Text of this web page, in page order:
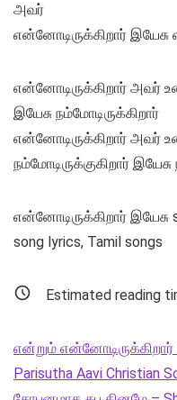
அவர்
என்னோடிருக்கிறார் இயேசு
என்னோடிருக்கிறார் அவர்
இயேசு நம்மோடிருக்கிறார்
என்னோடிருக்கிறார் அவர்
நம்மோடிருக்குகிறார் இயேசு
என்னோடிருக்கிறார் இயேசு
song lyrics, Tamil songs
Estimated reading
என்றும் என்னோடிருக்கிறார்
Parisutha Aavi Christian